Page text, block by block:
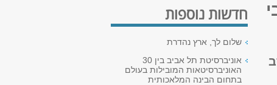
חדשות נוספות
שלום לך, ארץ נהדרת
אוניברסיטת תל אביב בין 30
האוניברסיטאות המובילות בעולם
בתחום הבינה המלאכותית